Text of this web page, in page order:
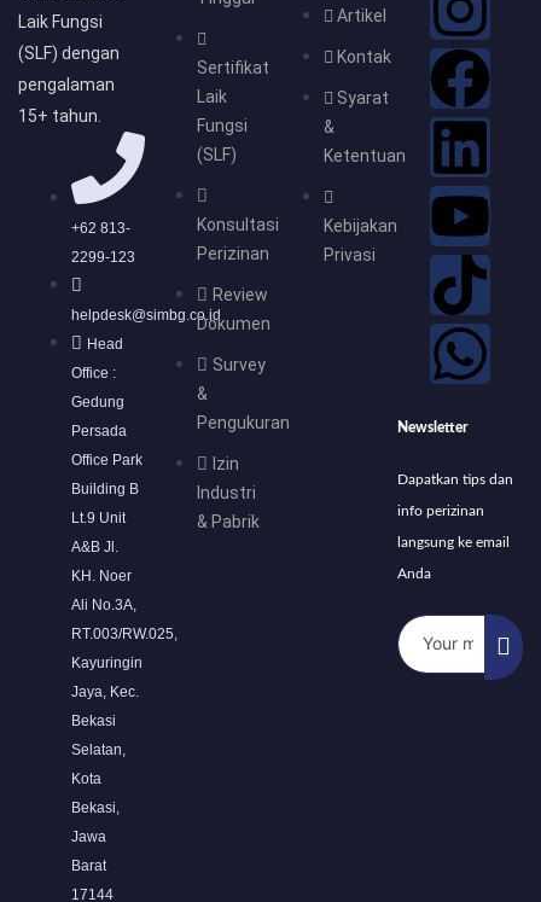
Laik Fungsi
(SLF) dengan
pengalaman
15+ tahun.
+62 813-
2299-123
helpdesk@simbg.co.id
Head
Office :
Gedung
Persada
Office Park
Building B
Lt.9 Unit
A&B Jl.
KH. Noer
Ali No.3A,
RT.003/RW.025,
Kayuringin
Jaya, Kec.
Bekasi
Selatan,
Kota
Bekasi,
Jawa
Barat
17144
Sertifikat
Laik
Fungsi
(SLF)
Konsultasi
Perizinan
Review
Dokumen
Survey
&
Pengukuran
Izin
Industri
& Pabrik
Artikel
Kontak
Syarat
&
Ketentuan
Kebijakan
Privasi
n
s
t
a
g
r
a
m
a
c
e
b
o
o
k
i
n
k
e
d
i
n
o
u
t
u
b
e
i
k
t
o
k
h
a
t
s
a
p
p
Newsletter
Dapatkan tips dan
info perizinan
langsung ke email
Anda